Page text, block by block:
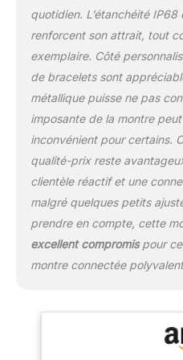
de
quotidien. L’étanchéité
renforcent son attrait, tout
exemplaire. Côté
de bracelets sont
métallique puisse ne pas
imposante de la montre
inconvénient pour certains.
qualité-prix reste
clientèle réactif et une
malgré quelques petits
prendre en compte, cette
excellent compromispour
montre connectée